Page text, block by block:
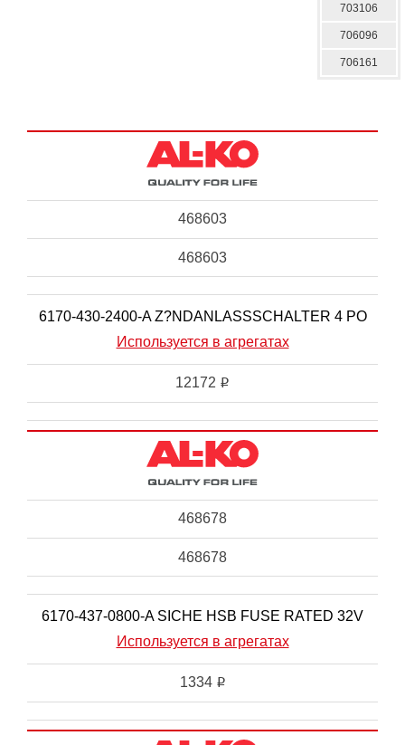
703106
706096
706161
468603
468603
6170-430-2400-A Z?NDANLASSSCHALTER 4 PO
Используется в агрегатах
12172 i
468678
468678
6170-437-0800-A SICHE HSB FUSE RATED 32V
Используется в агрегатах
1334 i